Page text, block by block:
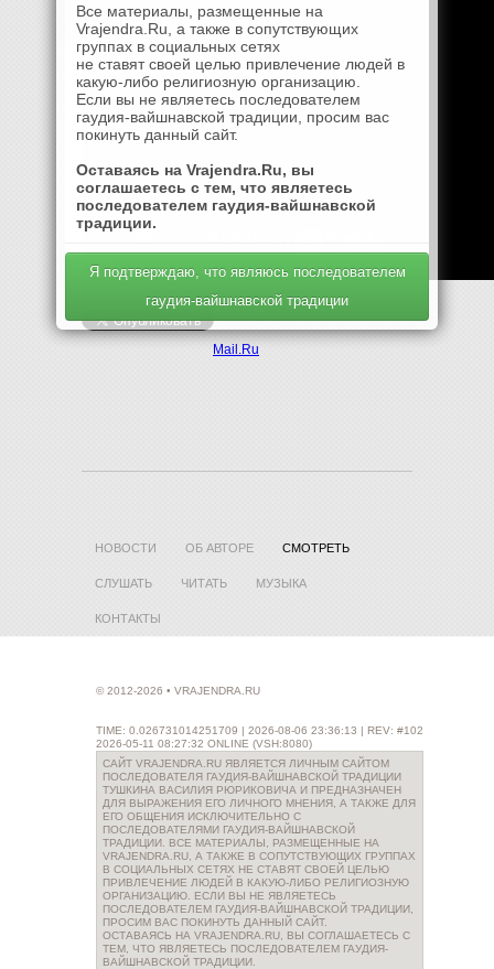
Mail.Ru
НОВОСТИ ОБ АВТОРЕ СМОТРЕТЬ
СЛУШАТЬ ЧИТАТЬ МУЗЫКА
КОНТАКТЫ
© 2012-2026 • VRAJENDRA.RU
TIME: 0.026731014251709 | 2026-08-06 23:36:13 | REV: #102
2026-05-11 08:27:32 ONLINE (VSH:8080)
САЙТ VRAJENDRA.RU ЯВЛЯЕТСЯ ЛИЧНЫМ САЙТОМ
ПОСЛЕДОВАТЕЛЯ ГАУДИЯ-ВАЙШНАВСКОЙ ТРАДИЦИИ
ТУШКИНА ВАСИЛИЯ РЮРИКОВИЧА И ПРЕДНАЗНАЧЕН
ДЛЯ ВЫРАЖЕНИЯ ЕГО ЛИЧНОГО МНЕНИЯ, А ТАКЖЕ ДЛЯ
ЕГО ОБЩЕНИЯ ИСКЛЮЧИТЕЛЬНО С
ПОСЛЕДОВАТЕЛЯМИ ГАУДИЯ-ВАЙШНАВСКОЙ
ТРАДИЦИИ. ВСЕ МАТЕРИАЛЫ, РАЗМЕЩЕННЫЕ НА
VRAJENDRA.RU, А ТАКЖЕ В СОПУТСТВУЮЩИХ ГРУППАХ
В СОЦИАЛЬНЫХ СЕТЯХ НЕ СТАВЯТ СВОЕЙ ЦЕЛЬЮ
ПРИВЛЕЧЕНИЕ ЛЮДЕЙ В КАКУЮ-ЛИБО РЕЛИГИОЗНУЮ
ОРГАНИЗАЦИЮ. ЕСЛИ ВЫ НЕ ЯВЛЯЕТЕСЬ
ПОСЛЕДОВАТЕЛЕМ ГАУДИЯ-ВАЙШНАВСКОЙ ТРАДИЦИИ,
ПРОСИМ ВАС ПОКИНУТЬ ДАННЫЙ САЙТ.
ОСТАВАЯСЬ НА VRAJENDRA.RU, ВЫ СОГЛАШАЕТЕСЬ С
ТЕМ, ЧТО ЯВЛЯЕТЕСЬ ПОСЛЕДОВАТЕЛЕМ ГАУДИЯ-
ВАЙШНАВСКОЙ ТРАДИЦИИ.
Все материалы, размещенные на
Vrajendra.Ru, а также в сопутствующих
группах в социальных сетях
не ставят своей целью привлечение людей в
какую-либо религиозную организацию.
Если вы не являетесь последователем
гаудия-вайшнавской традиции, просим вас
покинуть данный сайт.
Оставаясь на Vrajendra.Ru, вы
соглашаетесь с тем, что являетесь
последователем гаудия-вайшнавской
традиции.
Я подтверждаю, что являюсь последователем
гаудия-вайшнавской традиции